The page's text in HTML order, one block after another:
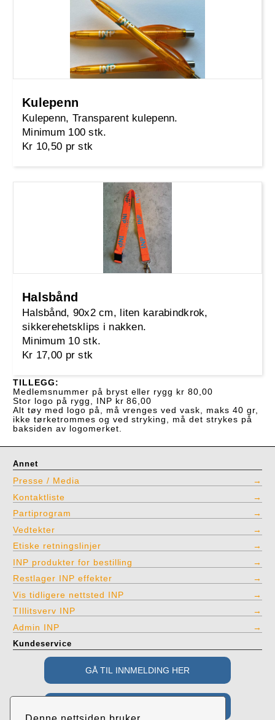
Kulepenn
Kulepenn, Transparent kulepenn.
Minimum 100 stk.
Kr 10,50 pr stk
Halsbånd
Halsbånd, 90x2 cm, liten karabindkrok,
sikkerehetsklips i nakken.
Minimum 10 stk.
Kr 17,00 pr stk
TILLEGG:
Medlemsnummer på bryst eller rygg kr 80,00
Stor logo på rygg, INP kr 86,00
Alt tøy med logo på, må vrenges ved vask, maks 40 gr,
ikke tørketrommes og ved stryking, må det strykes på
baksiden av logomerket.
Annet
Presse / Media
Kontaktliste
Partiprogram
Vedtekter
Etiske retningslinjer
INP produkter for bestilling
Restlager INP effekter
Vis tidligere nettsted INP
TIllitsverv INP
Admin INP
Kundeservice